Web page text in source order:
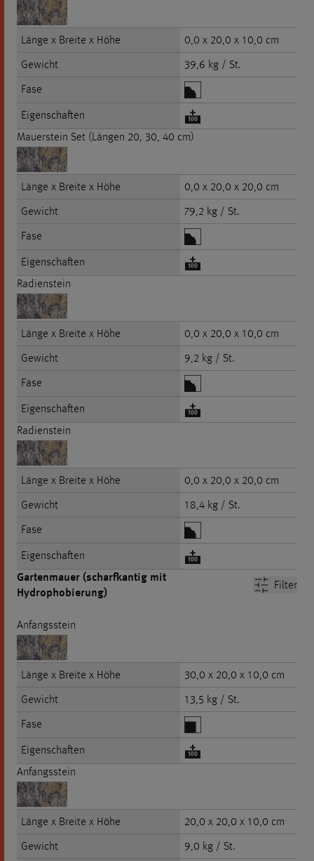
Länge x Breite x Höhe
0,0 x 20,0 x 10,0 cm
Gewicht
39,6 kg / St.
Fase
Eigenschaften
Mauerstein Set (Längen 20, 30, 40 cm)
Länge x Breite x Höhe
0,0 x 20,0 x 20,0 cm
Gewicht
79,2 kg / St.
Fase
Eigenschaften
Radienstein
Länge x Breite x Höhe
0,0 x 20,0 x 10,0 cm
Gewicht
9,2 kg / St.
Fase
Eigenschaften
Radienstein
Länge x Breite x Höhe
0,0 x 20,0 x 20,0 cm
Gewicht
18,4 kg / St.
Fase
Eigenschaften
Gartenmauer (scharfkantig mit
Hydrophobierung)
Filter
Anfangsstein
Länge x Breite x Höhe
30,0 x 20,0 x 10,0 cm
Gewicht
13,5 kg / St.
Fase
Eigenschaften
Anfangsstein
Länge x Breite x Höhe
20,0 x 20,0 x 10,0 cm
Gewicht
9,0 kg / St.